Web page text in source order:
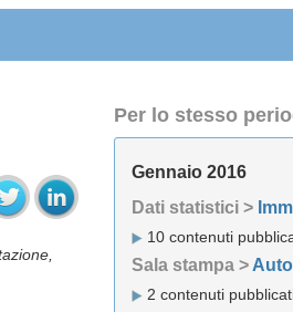
Per lo stesso
Gennaio 2016
Dati statistici >
10 contenuti
Sala stampa >
2 contenuti